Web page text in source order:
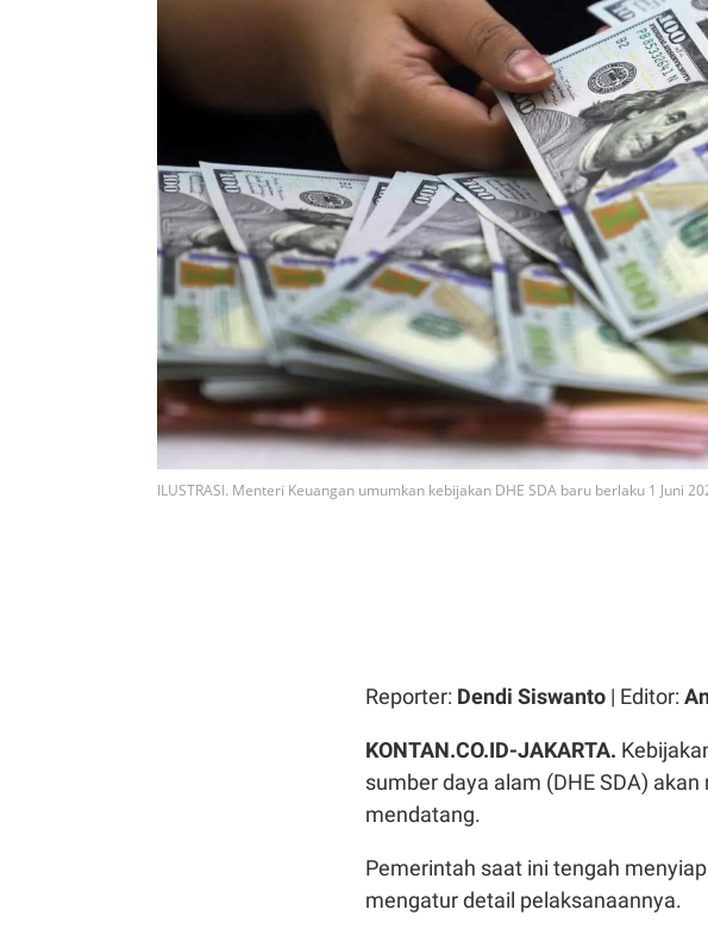
ILUSTRASI. Menteri Keuangan umumkan kebijakan DHE SDA baru berlaku 1 Juni
Reporter: Dendi Siswanto | Editor:
KONTAN.CO.ID-JAKARTA.
sumber daya alam (DHE SDA)
mendatang.
Pemerintah saat ini tengah
mengatur detail pelaksanaannya.